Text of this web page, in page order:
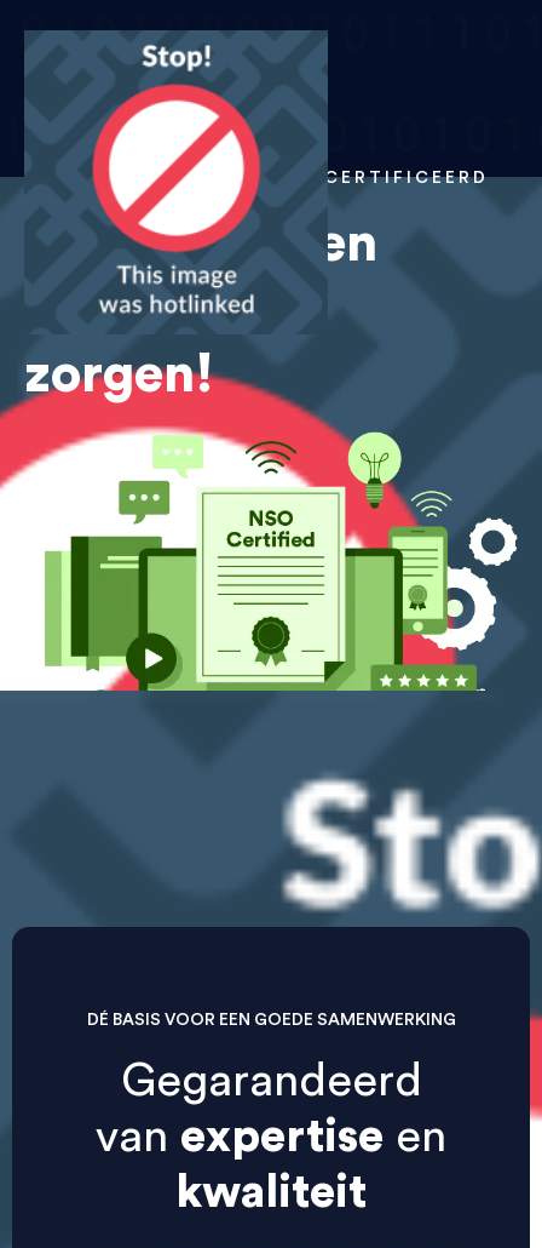
ISO 9001 EN ISO 27001 GECERTIFICEERD
Samenwerken
zonder
zorgen!​
DÉ BASIS VOOR EEN GOEDE SAMENWERKING
Gegarandeerd
van expertise en
kwaliteit